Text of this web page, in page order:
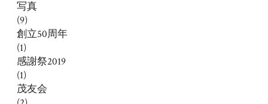
写真
(9)
創立50周年
(1)
感謝祭2019
(1)
茂友会